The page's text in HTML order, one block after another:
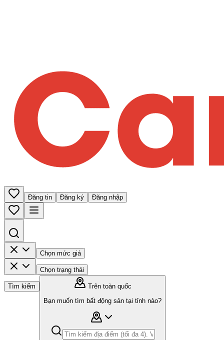
Đăng tin Đăng ký Đăng nhập
Chọn mức giá
Chọn trạng thái
Tìm kiếm
Trên toàn quốc
Bạn muốn tìm bất động sản tại tỉnh nào?